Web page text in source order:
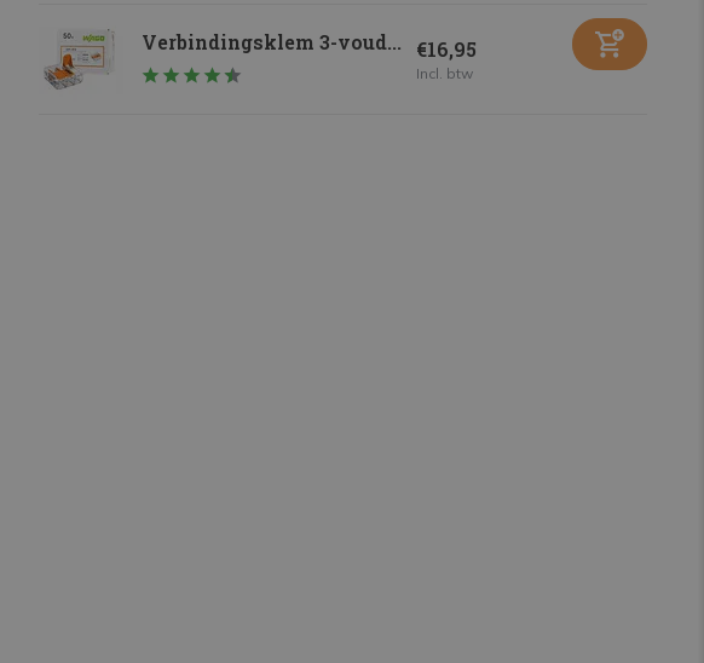
Verbindingsklem 3-voud... €16,95
Incl. btw